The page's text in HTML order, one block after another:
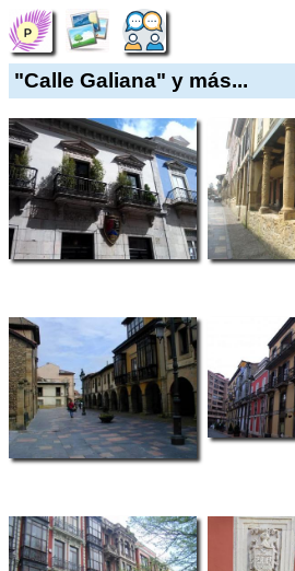
"Calle Galiana" y más...